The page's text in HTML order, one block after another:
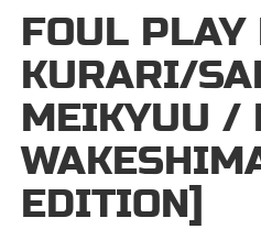
FOUL PLAY
KURARI/
MEIKYUU /
EDITION]